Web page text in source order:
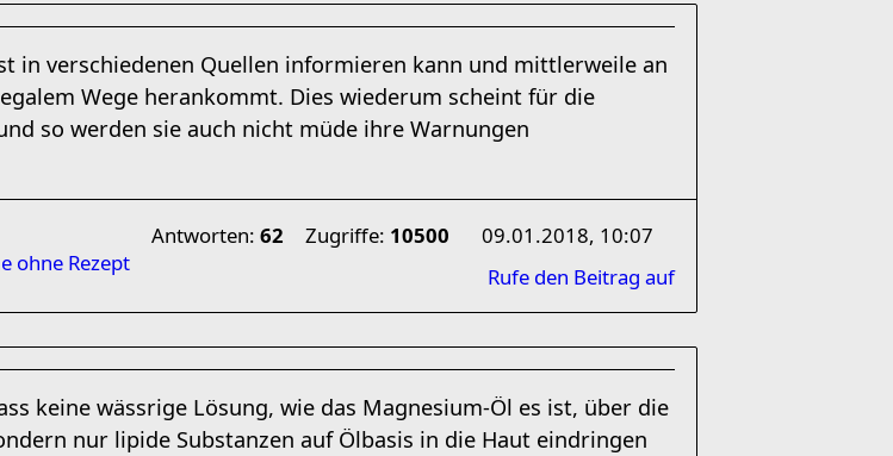
in verschiedenen Quellen informieren kann und mittlerweile an
Wege herankommt. Dies wiederum scheint für die
so werden sie auch nicht müde ihre Warnungen
ohne Rezept
Antworten: 62 Zugriffe: 10500
09.01.2018, 10:07
Rufe den Beitrag auf
keine wässrige Lösung, wie das Magnesium-Öl es ist, über die
nur lipide Substanzen auf Ölbasis in die Haut eindringen